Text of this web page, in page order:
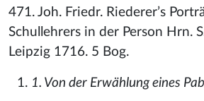
471. Joh. Friedr. Riederer’s
Schullehrers in der Person Hrn.
Leipzig 1716. 5 Bog.
1. Von der Erwählung eines